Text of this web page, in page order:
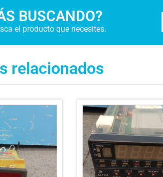
BUSCANDO?
el producto que necesites.
relacionados